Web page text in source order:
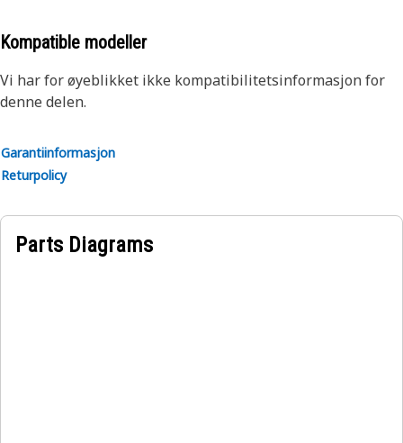
Kompatible modeller
Vi har for øyeblikket ikke kompatibilitetsinformasjon for
denne delen.
Garantiinformasjon
Returpolicy
Parts Diagrams